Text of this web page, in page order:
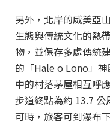
另外，北岸的威美亞
生態與傳統文化的熱
物，並保存多處傳統
的「Hale o Lono」
中的村落茅屋相互呼
步道終點為約 13.7
可時，旅客可到瀑布